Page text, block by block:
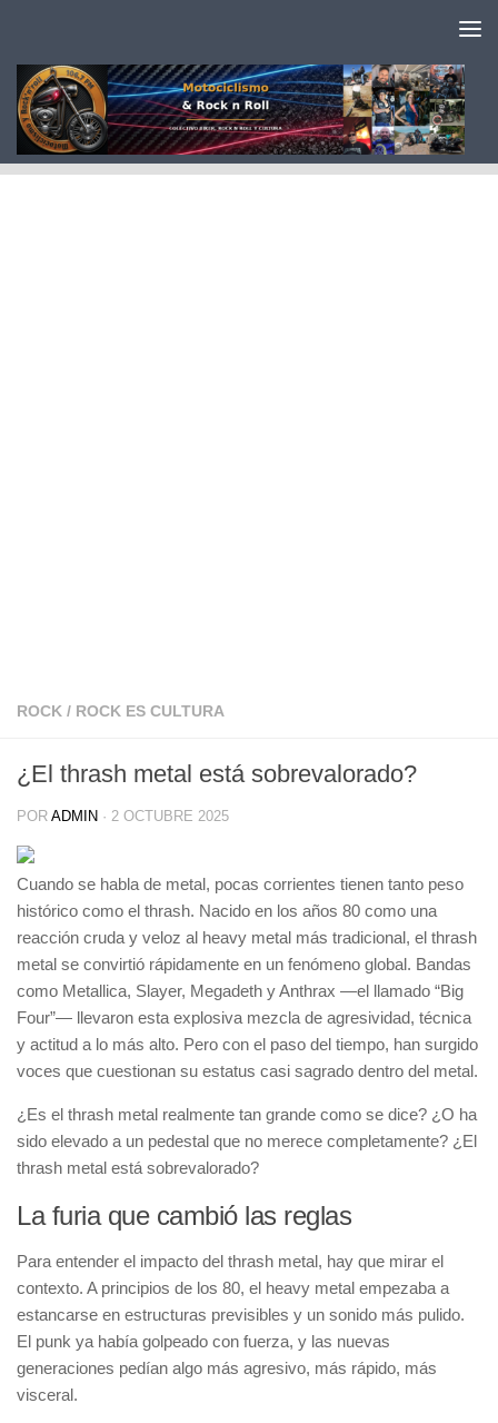
ROCK / ROCK ES CULTURA
¿El thrash metal está sobrevalorado?
POR ADMIN · 2 OCTUBRE 2025
Cuando se habla de metal, pocas corrientes tienen tanto peso
histórico como el thrash. Nacido en los años 80 como una
reacción cruda y veloz al heavy metal más tradicional, el thrash
metal se convirtió rápidamente en un fenómeno global. Bandas
como Metallica, Slayer, Megadeth y Anthrax —el llamado “Big
Four”— llevaron esta explosiva mezcla de agresividad, técnica
y actitud a lo más alto. Pero con el paso del tiempo, han surgido
voces que cuestionan su estatus casi sagrado dentro del metal.
¿Es el thrash metal realmente tan grande como se dice? ¿O ha
sido elevado a un pedestal que no merece completamente? ¿El
thrash metal está sobrevalorado?
La furia que cambió las reglas
Para entender el impacto del thrash metal, hay que mirar el
contexto. A principios de los 80, el heavy metal empezaba a
estancarse en estructuras previsibles y un sonido más pulido.
El punk ya había golpeado con fuerza, y las nuevas
generaciones pedían algo más agresivo, más rápido, más
visceral.